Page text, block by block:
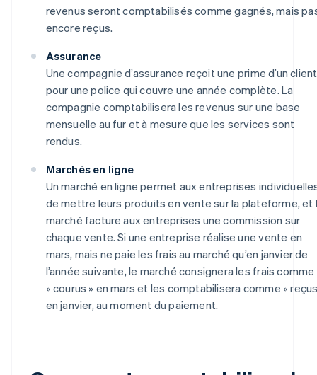
revenus seront comptabilisés comme gagnés, mais
encore reçus.
Assurance
Une compagnie d’assurance reçoit une prime d’un client
pour une police qui couvre une année complète. La
compagnie comptabilisera les revenus sur une base
mensuelle au fur et à mesure que les services sont
rendus.
Marchés en ligne
Un marché en ligne permet aux entreprises
de mettre leurs produits en vente sur la plateforme, et
marché facture aux entreprises une commission sur
chaque vente. Si une entreprise réalise une vente en
mars, mais ne paie les frais au marché qu’en janvier de
l’année suivante, le marché consignera les frais comme
« courus » en mars et les comptabilisera comme «
en janvier, au moment du paiement.